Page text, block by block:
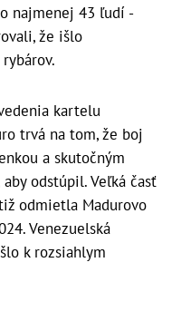
najmenej 43 ľudí -
že išlo
kartelu
trvá na tom, že boj
a skutočným
odstúpil. Veľká časť
odmietla Madurovo
Venezuelská
k rozsiahlym